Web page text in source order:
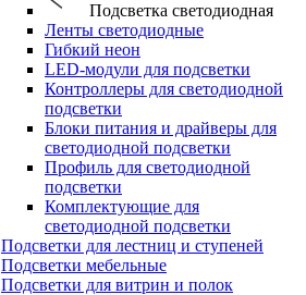
Подсветка светодиодная
Ленты светодиодные
Гибкий неон
LED-модули для подсветки
Контроллеры для светодиодной
подсветки
Блоки питания и драйверы для
светодиодной подсветки
Профиль для светодиодной
подсветки
Комплектующие для
светодиодной подсветки
Подсветки для лестниц и ступеней
Подсветки мебельные
Подсветки для витрин и полок